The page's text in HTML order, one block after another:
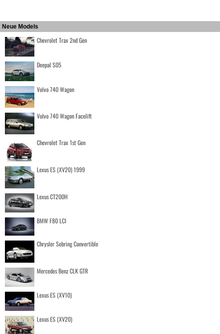
Neue Models
Chevrolet Trax 2nd Gen
Deepal S05
Volvo 740 Wagon
Volvo 740 Wagon Facelift
Chevrolet Trax 1st Gen
Lexus ES (XV20) 1999
Lexus CT200H
BMW F80 LCI
Chrysler Sebring Convertible
Mercedes Benz CLK GTR
Lexus ES (XV10)
Lexus ES (XV20)